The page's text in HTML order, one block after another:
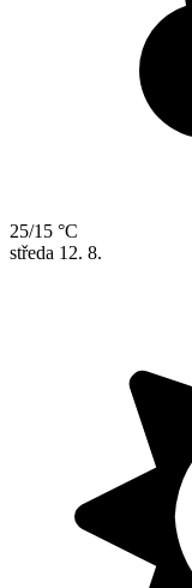
25/15 °C
středa 12. 8.